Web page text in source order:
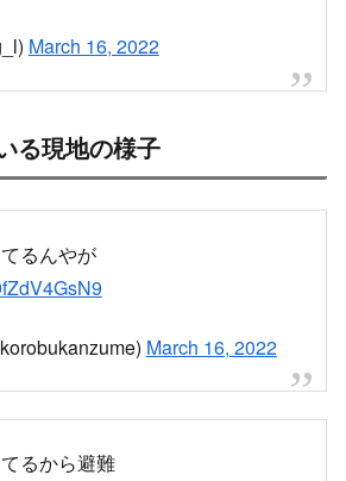
March 16, 2022
る現地の様子
るんやが
March 16, 2022
るから避難